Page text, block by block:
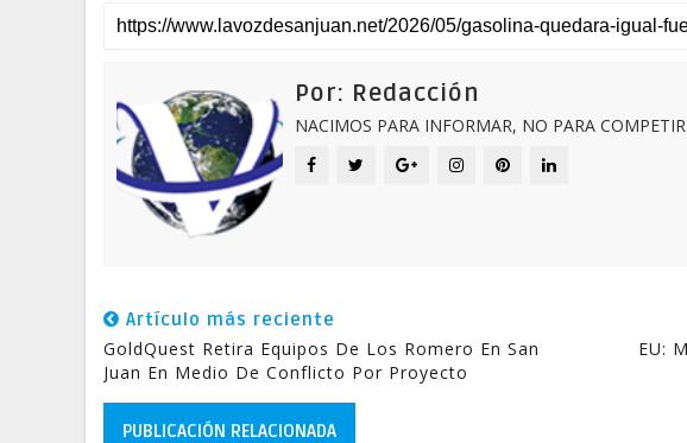
Por: Redacción
NACIMOS PARA INFORMAR, NO PARA COMPETIR.
Artículo más reciente
GoldQuest Retira Equipos De Los Romero En San
Juan En Medio De Conflicto Por Proyecto
EU:
PUBLICACIÓN RELACIONADA